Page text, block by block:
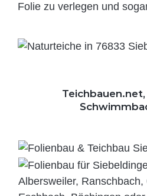
Folie zu verlegen und